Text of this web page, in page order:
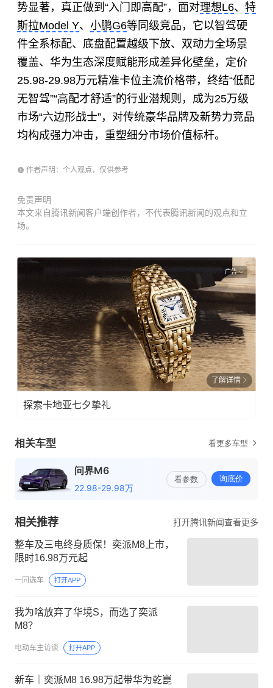
势显著，真正做到“入门即高配”，面对理想L6、 特
斯拉Model Y、 小鹏G6等同级竞品，它以智驾硬
件全系标配、底盘配置越级下放、双动力全场景
覆盖、华为生态深度赋能形成差异化壁垒，定价
25.98-29.98万元精准卡位主流价格带，终结“低配
无智驾”“高配才舒适”的行业潜规则，成为25万级
市场“六边形战士”，对传统豪华品牌及新势力竞品
均构成强力冲击，重塑细分市场价值标杆。
作者声明：个人观点，仅供参考
免责声明
本文来自腾讯新闻客户端创作者，不代表腾讯新闻的观点和立
场。
广告
了解详情
探索卡地亚七夕挚礼
相关推荐 打开腾讯新闻查看更多
整车及三电终身质保！奕派M8上市，
限时16.98万元起
一同选车 打开APP
我为啥放弃了华境S，而选了奕派
M8？
电动车主访谈 打开APP
新车｜奕派M8 16.98万起带华为乾崑